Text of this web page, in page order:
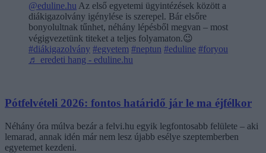
@eduline.hu Az első egyetemi ügyintézések között a
diákigazolvány igénylése is szerepel. Bár elsőre
bonyolultnak tűnhet, néhány lépésből megvan – most
végigvezetünk titeket a teljes folyamaton.😉
#diákigazolvány #egyetem #neptun #eduline #foryou
♬ eredeti hang - eduline.hu
Pótfelvételi 2026: fontos határidő jár le ma éjfélkor
Néhány óra múlva bezár a felvi.hu egyik legfontosabb felülete – aki
lemarad, annak idén már nem lesz újabb esélye szeptemberben
egyetemet kezdeni.